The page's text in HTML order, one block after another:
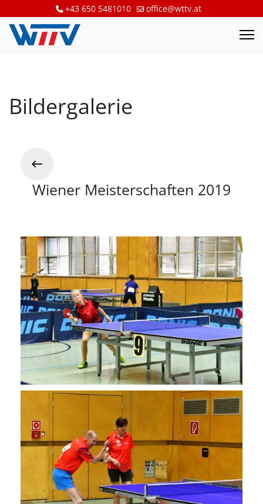
+43 650 5481010 office@wttv.at
Bildergalerie
Wiener Meisterschaften 2019